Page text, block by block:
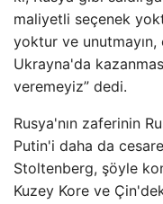
maliyetli seçenek
yoktur ve unutmayın,
Ukrayna'da
veremeyiz” dedi.
Rusya'nın zaferinin
Putin'i daha da
Stoltenberg, şöyle
Kuzey Kore ve